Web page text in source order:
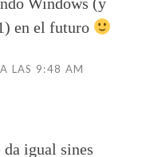
en el futuro
LAS 9:48 AM
igual sines